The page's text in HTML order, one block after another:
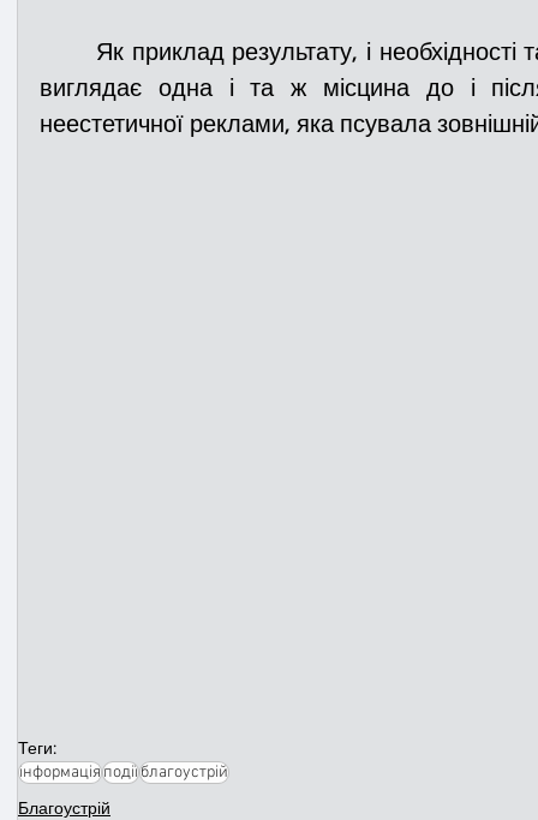
виглядає одна і та ж місцина до і
неестетичної реклами, яка псувала
Теги:
інформаціяподіїблагоустрій
Благоустрій